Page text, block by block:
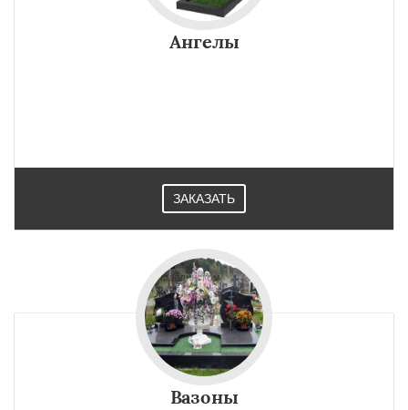
Ангелы
ЗАКАЗАТЬ
Вазоны